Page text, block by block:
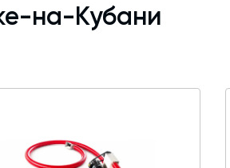
Доставка,
на-Кубани